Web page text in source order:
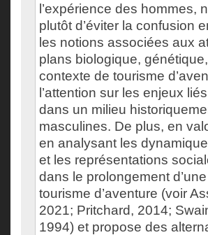
l’expérience des hommes,
plutôt d’éviter la confusion
les notions associées aux
plans biologique,
contexte de tourisme
l’attention sur les enjeux
dans un milieu
masculines. De plus, en
en analysant les
et les représentations
dans le prolongement
tourisme d’aventure (voir
2021; Pritchard, 2014;
1994) et propose des